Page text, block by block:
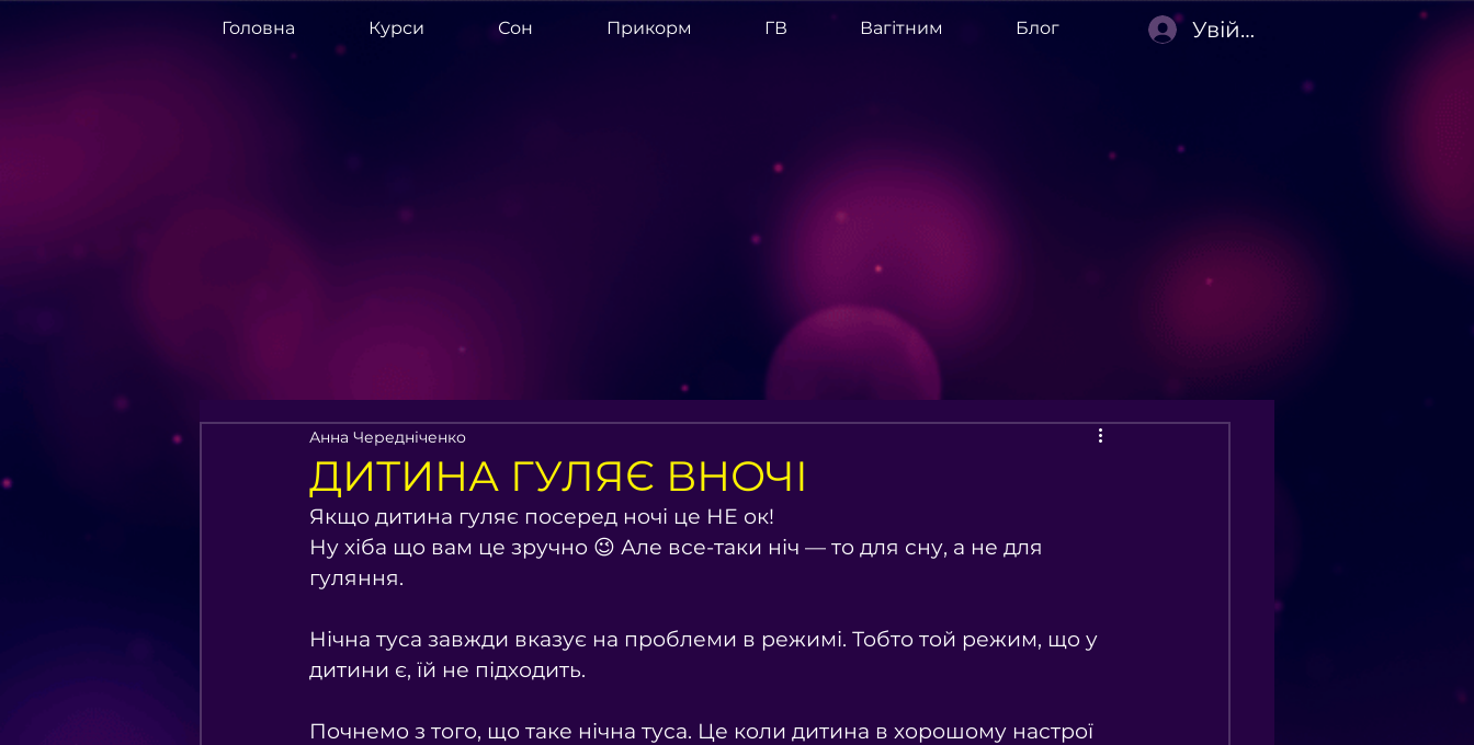
Головна Курси Сон Прикорм ГВ Вагітним Блог Увійти
ДИТИНА ГУЛЯЄ ВНОЧІ
Анна Чередніченко
Якщо дитина гуляє посеред ночі це НЕ ок!
Ну хіба що вам це зручно 😉 Але все-таки ніч — то для сну, а не для
гуляння.
Нічна туса завжди вказує на проблеми в режимі. Тобто той режим, що у
дитини є, їй не підходить.
Почнемо з того, що таке нічна туса. Це коли дитина в хорошому настрої